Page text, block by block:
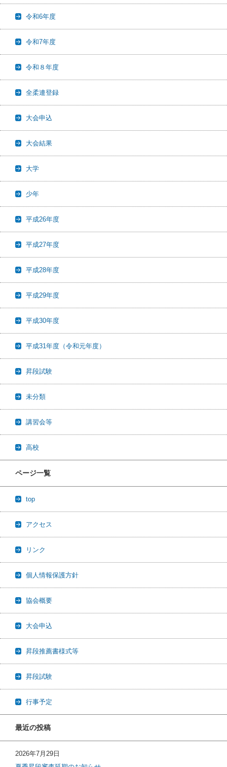
令和6年度
令和7年度
令和８年度
全柔連登録
大会申込
大会結果
大学
少年
平成26年度
平成27年度
平成28年度
平成29年度
平成30年度
平成31年度（令和元年度）
昇段試験
未分類
講習会等
高校
ページ一覧
top
アクセス
リンク
個人情報保護方針
協会概要
大会申込
昇段推薦書様式等
昇段試験
行事予定
最近の投稿
2026年7月29日